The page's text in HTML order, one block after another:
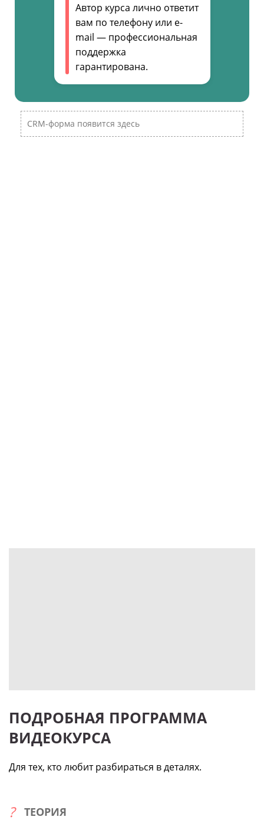
Автор курса лично ответит
вам по телефону или e-
mail — профессиональная
поддержка
гарантирована.
ПОДРОБНАЯ ПРОГРАММА
ВИДЕОКУРСА
Для тех, кто любит разбираться в деталях.
ТЕОРИЯ